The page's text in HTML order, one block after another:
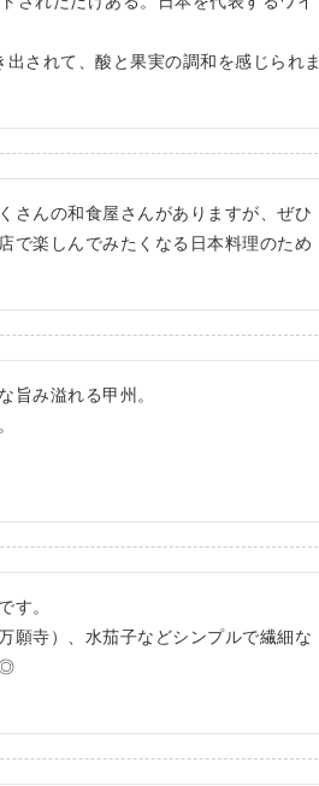
されて、酸と果実の調和を感じられま
さんの和食屋さんがありますが、ぜひ
で楽しんでみたくなる日本料理のため
旨み溢れる甲州。
す。
願寺）、水茄子などシンプルで繊細な
◎